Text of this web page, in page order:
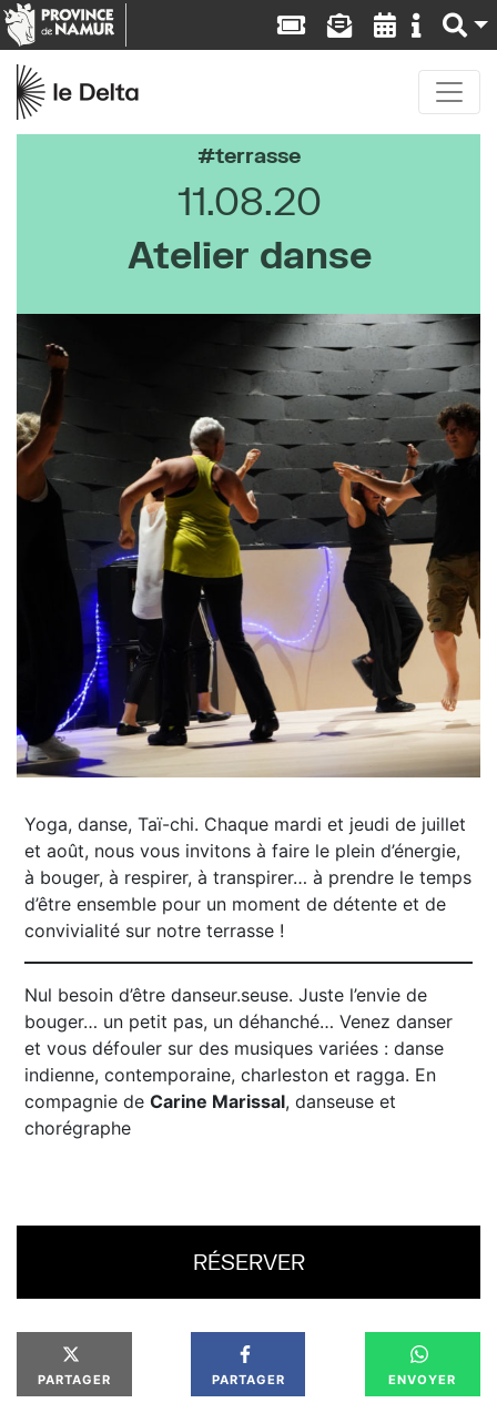
terrasse
11.08.20
Atelier danse
Yoga, danse, Taï-chi. Chaque mardi et jeudi de juillet
et août, nous vous invitons à faire le plein d’énergie,
à bouger, à respirer, à transpirer… à prendre le temps
d’être ensemble pour un moment de détente et de
convivialité sur notre terrasse !
Nul besoin d’être danseur.seuse. Juste l’envie de
bouger… un petit pas, un déhanché… Venez danser
et vous défouler sur des musiques variées : danse
indienne, contemporaine, charleston et ragga. En
compagnie deCarine Marissal, danseuse et
chorégraphe
RÉSERVER
PARTAGER PARTAGER ENVOYER